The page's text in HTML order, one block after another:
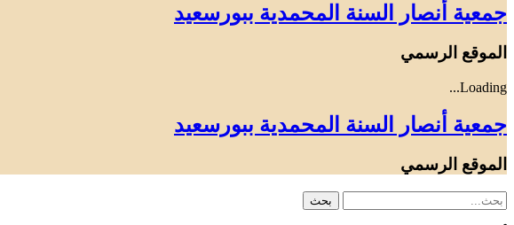
جمعية أنصار السنة المحمدية ببورسعيد
الموقع الرسمي
Loading...
جمعية أنصار السنة المحمدية ببورسعيد
الموقع الرسمي